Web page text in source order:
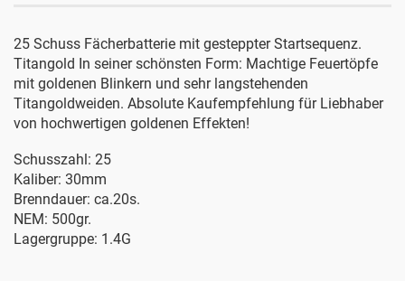
25 Schuss Fächerbatterie mit gesteppter Startsequenz.
Titangold In seiner schönsten Form: Machtige Feuertöpfe
mit goldenen Blinkern und sehr langstehenden
Titangoldweiden. Absolute Kaufempfehlung für Liebhaber
von hochwertigen goldenen Effekten!
Schusszahl: 25
Kaliber: 30mm
Brenndauer: ca.20s.
NEM: 500gr.
Lagergruppe: 1.4G